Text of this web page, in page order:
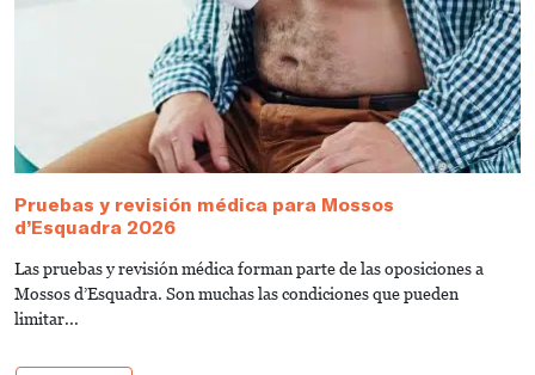
Pruebas y revisión médica para Mossos
d’Esquadra 2026
Las pruebas y revisión médica forman parte de las oposiciones a
Mossos d’Esquadra. Son muchas las condiciones que pueden
limitar...